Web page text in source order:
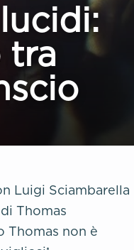
tra
Luigi Sciambarella
Thomas
Thomas non è